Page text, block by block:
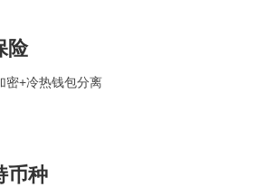
险
密+冷热钱包分离
币种